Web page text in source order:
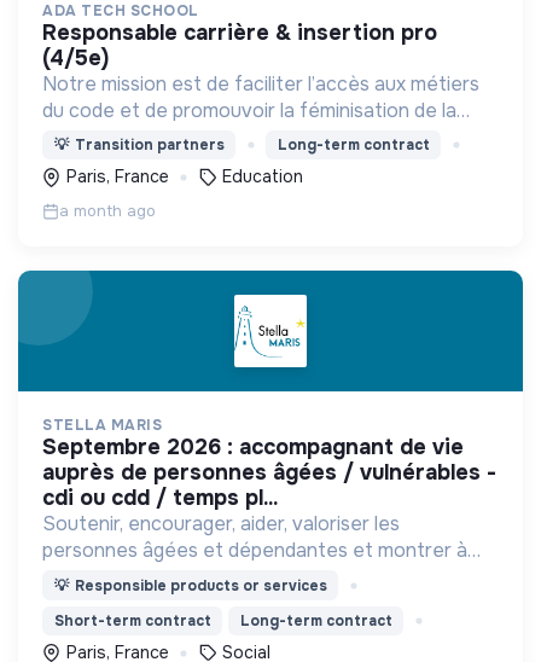
ADA TECH SCHOOL
responsable carrière & insertion pro
(4/5e)
Notre mission est de faciliter l’accès aux métiers
du code et de promouvoir la féminisation de la
tech, en créant by design une formation qui
s’attaque aux biais genrés et culturels de
l’informatique.
💡 Transition partners Long-term contract
Paris, France Education
a month ago
STELLA MARIS
septembre 2026 : accompagnant de vie
auprès de personnes âgées / vulnérables -
cdi ou cdd / temps pl...
Soutenir, encourager, aider, valoriser les
personnes âgées et dépendantes et montrer à
notre société que quel que soit l'âge, l'état de
respectée.
💡 Responsible products or services
Short-term contract
Long-term contract
Paris, France Social